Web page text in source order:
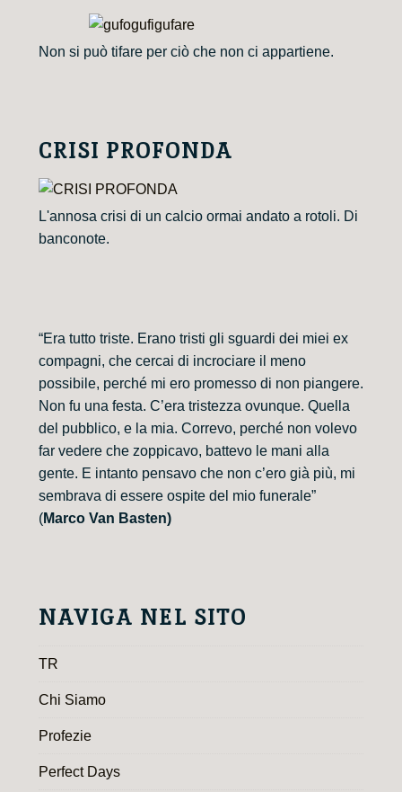
Non si può tifare per ciò che non ci appartiene.
CRISI PROFONDA
L'annosa crisi di un calcio ormai andato a rotoli. Di
banconote.
“Era tutto triste. Erano tristi gli sguardi dei miei ex
compagni, che cercai di incrociare il meno
possibile, perché mi ero promesso di non piangere.
Non fu una festa. C’era tristezza ovunque. Quella
del pubblico, e la mia. Correvo, perché non volevo
far vedere che zoppicavo, battevo le mani alla
gente. E intanto pensavo che non c’ero già più, mi
sembrava di essere ospite del mio funerale”
(Marco Van Basten)
NAVIGA NEL SITO
TR
Chi Siamo
Profezie
Perfect Days